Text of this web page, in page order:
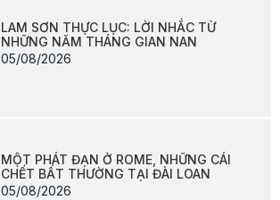
LAM SƠN THỰC LỤC: LỜI NHẮC TỪ
NHỮNG NĂM THÁNG GIAN NAN
05/08/2026
MỘT PHÁT ĐẠN Ở ROME, NHỮNG CÁI
CHẾT BẤT THƯỜNG TẠI ĐÀI LOAN
05/08/2026